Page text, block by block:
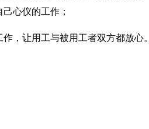
心仪的工作；
，让用工与被用工者双方都放心。